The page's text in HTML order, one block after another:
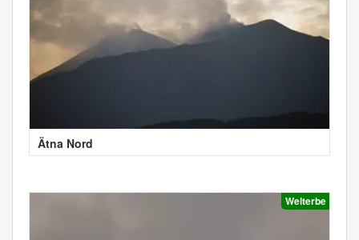
Ätna Nord
Welterbe